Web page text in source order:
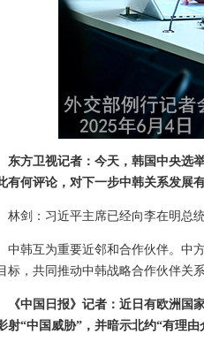
东方卫视记者：今天，韩国中央选
有何评论，对下一步中韩关系发展
林剑：习近平主席已经向李在明总
中韩互为重要近邻和合作伙伴。中
标，共同推动中韩战略合作伙伴关
《中国日报》记者：近日有欧洲
射“中国威胁”，并暗示北约“有理